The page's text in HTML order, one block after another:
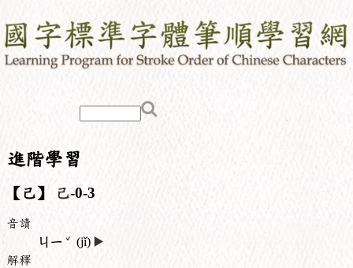
進階學習
【己】 己-0-3
音讀
ㄐㄧ ˇ (jǐ) ▶️
解釋